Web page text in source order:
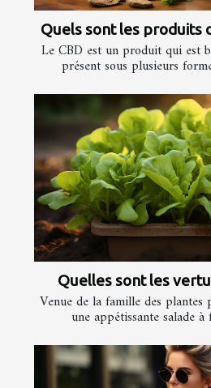
Quels sont les produits
Le CBD est un produit qui est
présent sous plusieurs
Quelles sont les
Venue de la famille des plantes
une appétissante salade à